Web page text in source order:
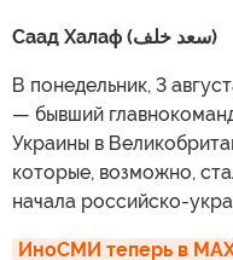
Саад Халаф (سعد خلف)
В понедельник, 3
— бывший
Украины в
которые, возможно,
начала российско-
ИноСМИ теперь в